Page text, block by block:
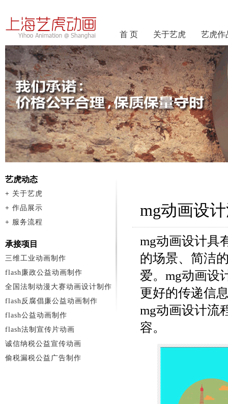
首 页 关于艺虎 艺虎作
mg动画设
mg动画设计具
的场景、简洁
爱。mg动画设
更好的传递信
mg动画设计流
容。
艺虎动态
+ 关于艺虎
+ 作品展示
+ 服务流程
承接项目
三维工业动画制作
flash廉政公益动画制作
全国法制动漫大赛动画设计制作
flash反腐倡廉公益动画制作
flash公益动画制作
flash法制宣传片动画
诚信纳税公益宣传动画
偷税漏税公益广告制作